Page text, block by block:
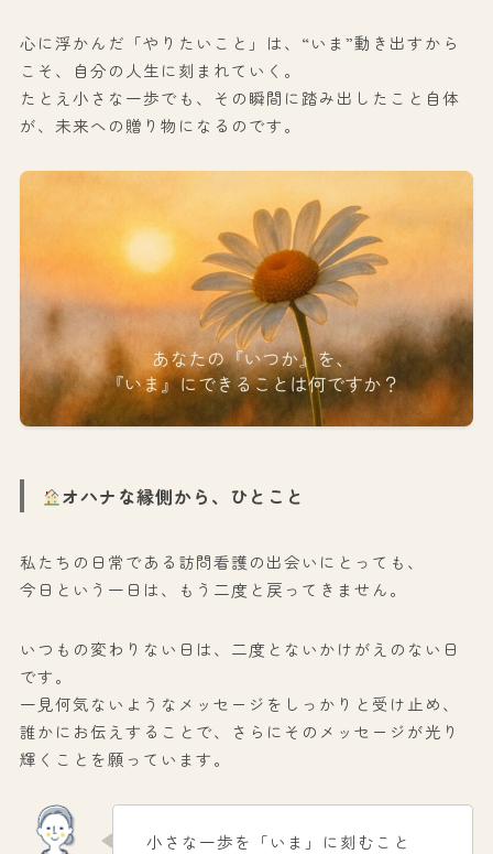
心に浮かんだ「やりたいこと」は、“いま”動き出すから
こそ、自分の人生に刻まれていく。
たとえ小さな一歩でも、その瞬間に踏み出したこと自体
が、未来への贈り物になるのです。
オハナな縁側から、ひとこと
私たちの日常である訪問看護の出会いにとっても、
今日という一日は、もう二度と戻ってきません。
いつもの変わりない日は、二度とないかけがえのない日
です。
一見何気ないようなメッセージをしっかりと受け止め、
誰かにお伝えすることで、さらにそのメッセージが光り
輝くことを願っています。
小さな一歩を「いま」に刻むこと